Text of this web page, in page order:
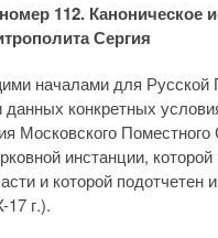
112. Каноническое
Сергия
началами для Русской
данных конкретных
Московского Поместного
инстанции,
и которой подотчетен
г.).